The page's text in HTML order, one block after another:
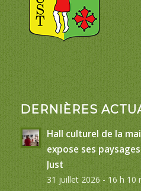
DERNIÈRES
Hall culturel de la
expose ses
Just
31 juillet 2026 - 16 h 10